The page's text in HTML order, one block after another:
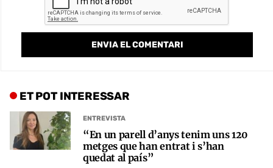
ET POT INTERESSAR
ENTREVISTA
“En un parell d’anys tenim uns 120
metges que han entrat i s’han
quedat al país”